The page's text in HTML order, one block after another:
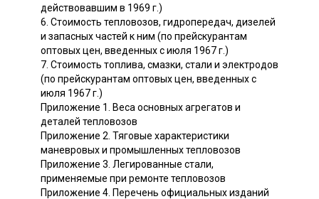
действовавшим в 1969 г.)
6. Стоимость тепловозов, гидропередач, дизелей
и запасных частей к ним (по прейскурантам
оптовых цен, введенных с июля 1967 г.)
7. Стоимость топлива, смазки, стали и электродов
(по прейскурантам оптовых цен, введенных с
июля 1967 г.)
Приложение 1. Веса основных агрегатов и
деталей тепловозов
Приложение 2. Тяговые характеристики
маневровых и промышленных тепловозов
Приложение 3. Легированные стали,
применяемые при ремонте тепловозов
Приложение 4. Перечень официальных изданий